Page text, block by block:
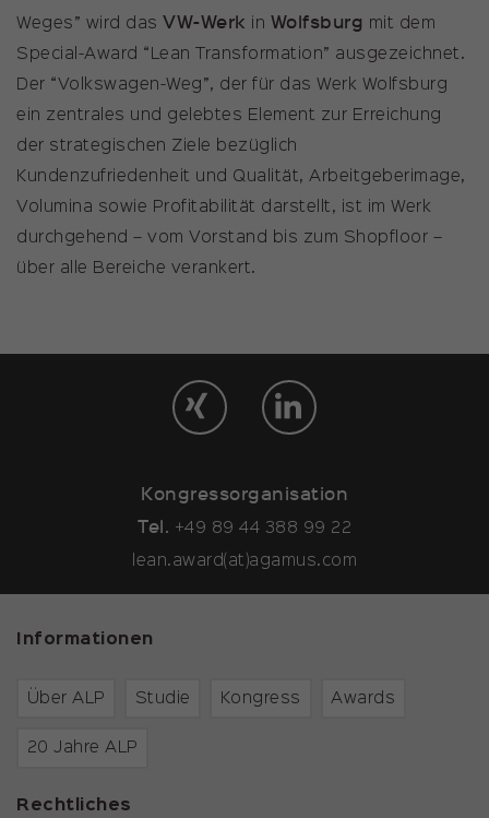
Weges” wird das VW-Werk in Wolfsburg mit dem
Special-Award “Lean Transformation” ausgezeichnet.
Der “Volkswagen-Weg”, der für das Werk Wolfsburg
ein zentrales und gelebtes Element zur Erreichung
der strategischen Ziele bezüglich
Kundenzufriedenheit und Qualität, Arbeitgeberimage,
Volumina sowie Profitabilität darstellt, ist im Werk
durchgehend – vom Vorstand bis zum Shopfloor –
über alle Bereiche verankert.
Kongressorganisation
Tel. +49 89 44 388 99 22
lean.award(at)agamus.com
Informationen
Über ALP Studie Kongress Awards
20 Jahre ALP
Rechtliches